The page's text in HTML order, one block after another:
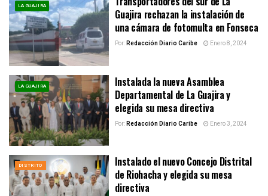
LA GUAJIRA
Guajira rechazan la instalación de
una cámara de fotomulta en Fonseca
Por:Redacción Diario Caribe Enero 8, 2024
LA GUAJIRA
Instalada la nueva Asamblea
Departamental de La Guajira y
elegida su mesa directiva
Por:Redacción Diario Caribe Enero 3, 2024
DISTRITO
Instalado el nuevo Concejo Distrital
de Riohacha y elegida su mesa
directiva